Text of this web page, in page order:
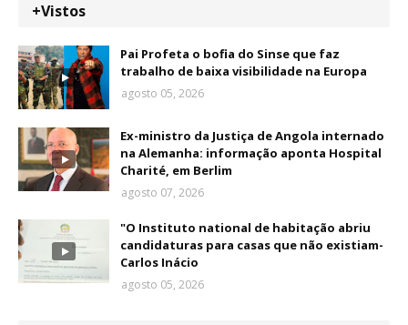
+Vistos
Pai Profeta o bofia do Sinse que faz
trabalho de baixa visibilidade na Europa
agosto 05, 2026
Ex-ministro da Justiça de Angola internado
na Alemanha: informação aponta Hospital
Charité, em Berlim
agosto 07, 2026
"O Instituto national de habitação abriu
candidaturas para casas que não existiam-
Carlos Inácio
agosto 05, 2026